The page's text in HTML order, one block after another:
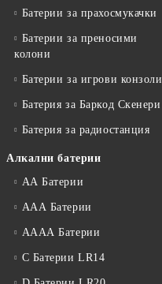
Батерии за прахосмукачки
Батерии за преносими
колони
Батерии за игрови конзоли
Батерия за Баркод Скенери
Батерия за радиостанция
Алкални батерии
АА Батерии
ААА Батерии
АААА Батерии
C Батерии LR14